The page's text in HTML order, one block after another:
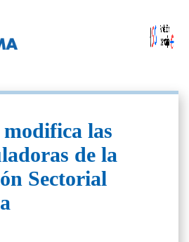
las
de la
Sectorial